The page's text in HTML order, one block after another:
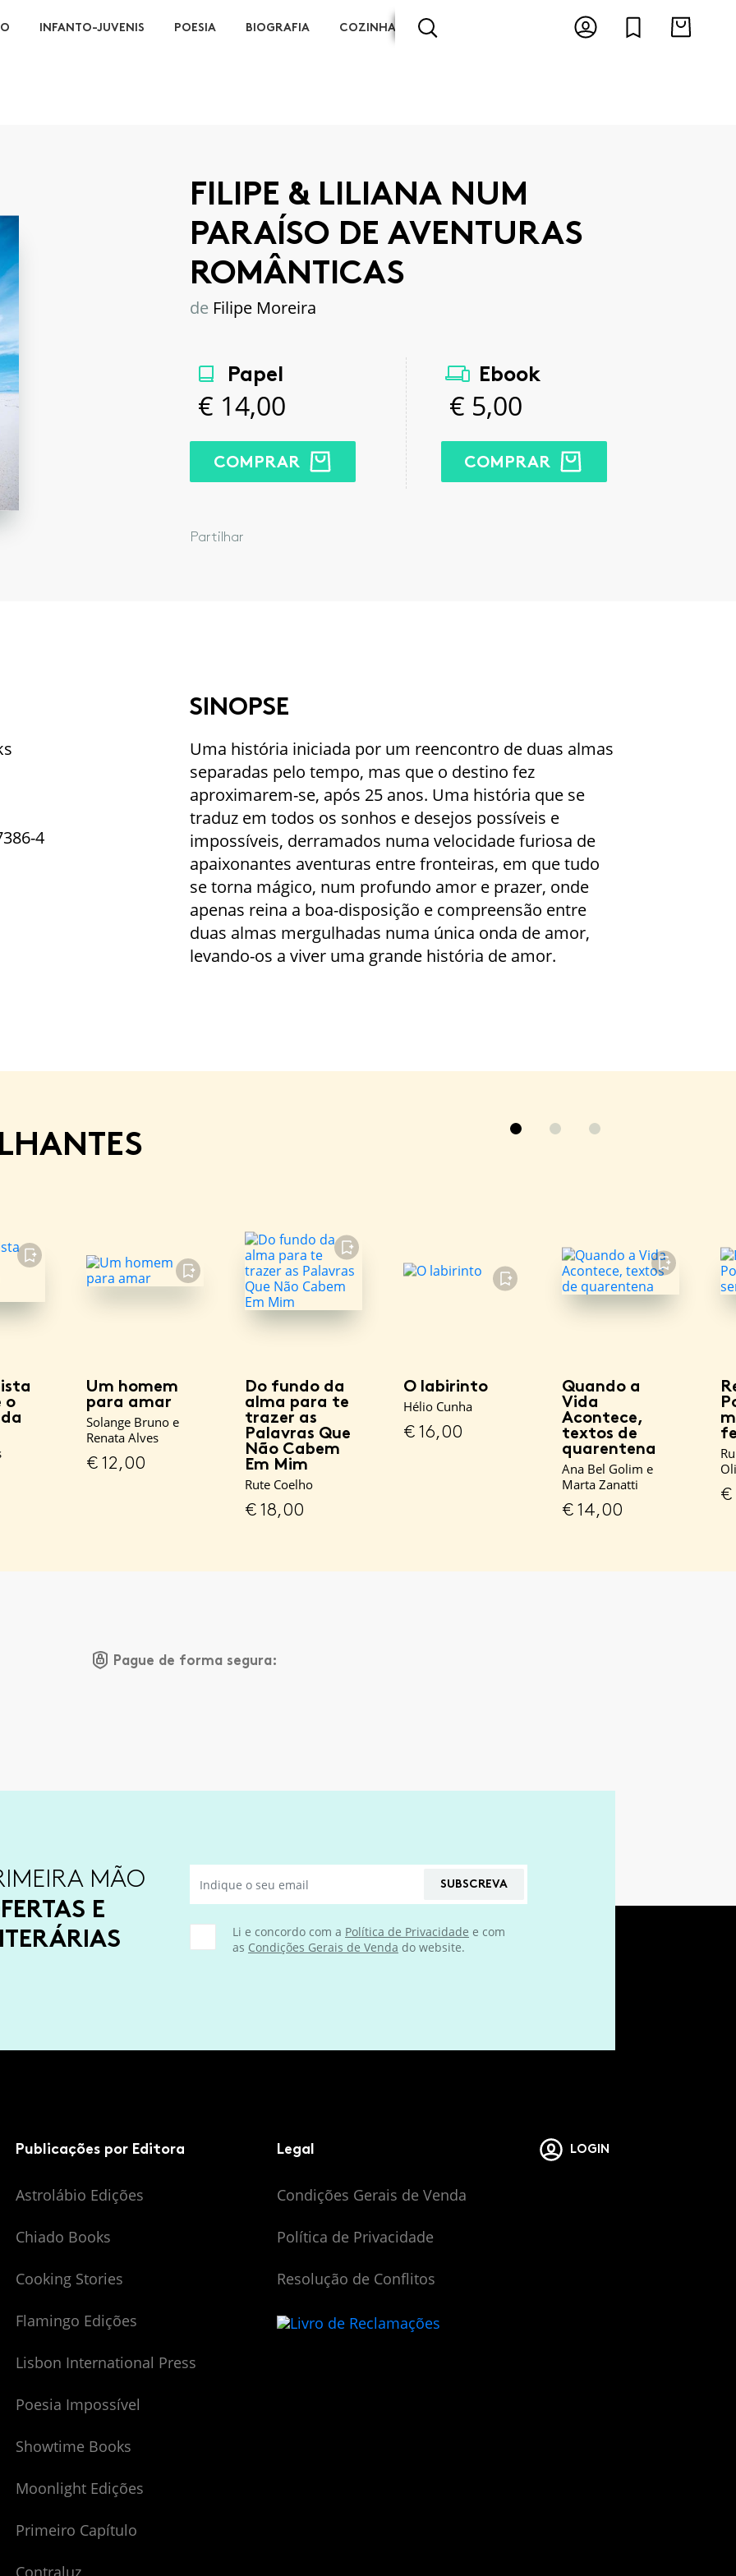
INFANTO-JUVENIS POESIA BIOGRAFIA COZINHA ARTES E ESPECTÁCULOS ANTOLOGIAS
FILIPE & LILIANA NUM
PARAÍSO DE AVENTURAS
ROMÂNTICAS
de Filipe Moreira
Papel
€ 14,00
COMPRAR
Ebook
€ 5,00
COMPRAR
Partilhar
4
SINOPSE
Uma história iniciada por um reencontro de duas almas
separadas pelo tempo, mas que o destino fez
aproximarem-se, após 25 anos. Uma história que se
traduz em todos os sonhos e desejos possíveis e
impossíveis, derramados numa velocidade furiosa de
apaixonan­tes aventuras entre fronteiras, em que tudo
se torna mágico, num profundo amor e prazer, onde
apenas reina a boa-disposição e com­preensão entre
duas almas mergulhadas numa única onda de amor,
levando-os a viver uma grande história de amor.
FAVORITO
o
FAVORITO
Um homem
para amar
Solange Bruno e
Renata Alves
€12,00
FAVORITO
Do fundo da
alma para te
trazer as
Palavras Que
Não Cabem
Em Mim
Rute Coelho
€18,00
FAVORITO
O labirinto
Hélio Cunha
€16,00
FAVORITO
Quando a
Vida
Acontece,
textos de
quarentena
Ana Bel Golim e
Marta Zanatti
€14,00
€
Pague de forma segura:
MÃO
E
SUBSCREVA
Li e concordo com a Política de Privacidade e com
as Condições Gerais de Venda do website.
LOGIN
Publicações por Editora
Astrolábio Edições
Chiado Books
Cooking Stories
Flamingo Edições
Lisbon International Press
Poesia Impossível
Showtime Books
Moonlight Edições
Primeiro Capítulo
Contraluz
Legal
Condições Gerais de Venda
Política de Privacidade
Resolução de Conflitos